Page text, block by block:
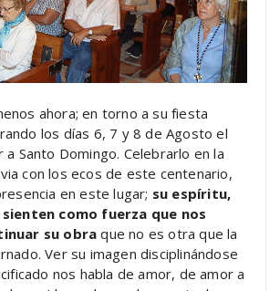
ahora; en torno a su fiesta
los días 6, 7 y 8 de Agosto el
Santo Domingo. Celebrarlo en la
con los ecos de este centenario,
en este lugar; su espíritu,
sienten como fuerza que nos
su obra que no es otra que la
Ver su imagen disciplinándose
nos habla de amor, de amor a